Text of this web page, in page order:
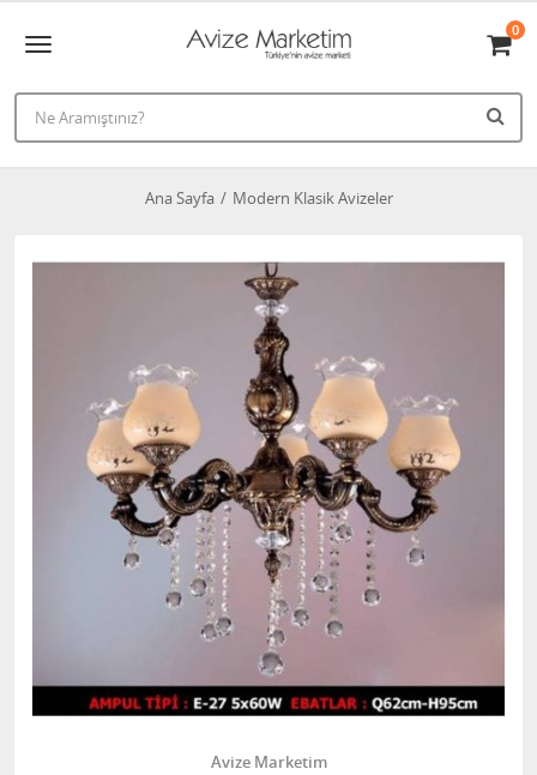
0
Ana Sayfa Modern Klasik Avizeler
Avize Marketim